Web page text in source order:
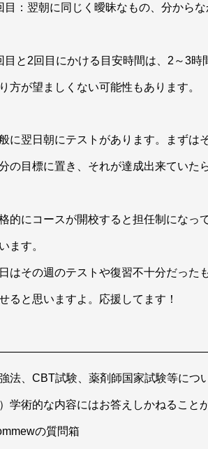
目：翌朝に同じく曖昧なもの、分から
目と2回目にかける目安時間は、2～3
方が望ましくない可能性もあります。
に翌日朝にテストがあります。まずは
の目標に置き、それが達成出来ていた
的にコースが開校すると担任制になっ
ます。
はその週のテストや復習不十分だった
ると思いますよ。応援してます！
法、CBT試験、薬剤師国家試験等につ
学術的な内容にはお答えしかねること
の質問箱